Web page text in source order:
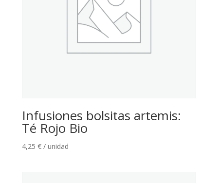
Infusiones bolsitas artemis:
Té Rojo Bio
4,25 € / unidad